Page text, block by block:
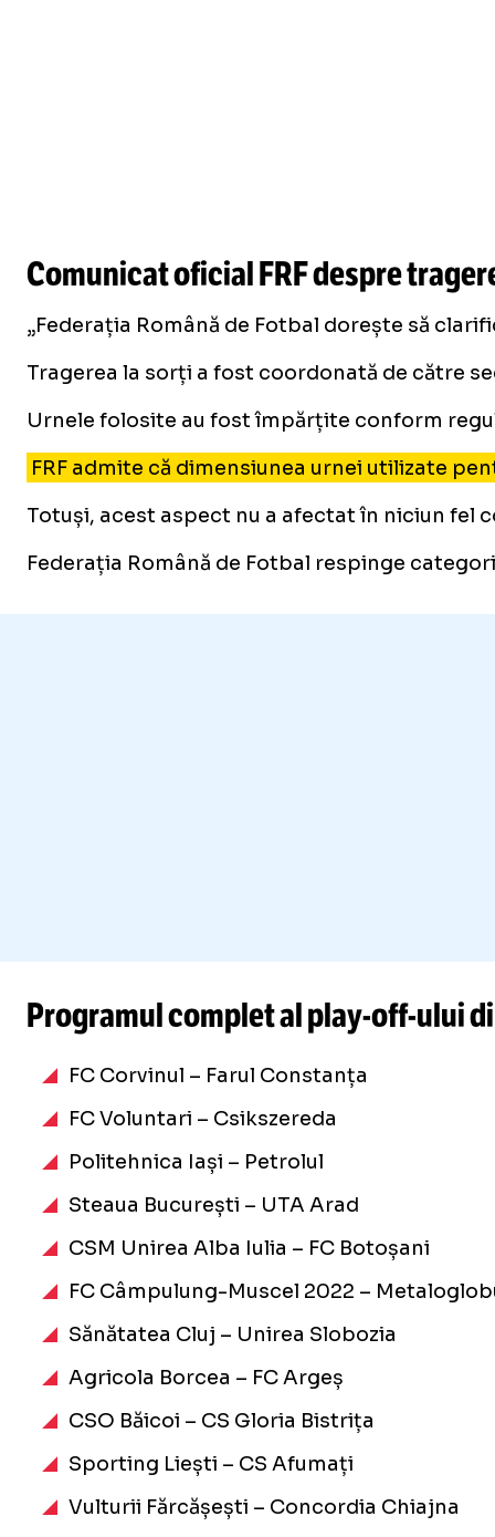
Comunicat oficial FRF despre
„Federația Română de Fotbal dorește să
Tragerea la sorți a fost coordonată de către
Urnele folosite au fost împărțite conform
FRF admite că dimensiunea urnei utilizate
Totuși, acest aspect nu a afectat în niciun fel
Federația Română de Fotbal respinge
Programul complet alplay-off-ului
FC Corvinul – Farul Constanța
FC Voluntari – Csikszereda
Politehnica Iași – Petrolul
Steaua București – UTA Arad
CSM Unirea Alba Iulia – FC Botoșani
FC Câmpulung-Muscel 2022 –
Sănătatea Cluj – Unirea Slobozia
Agricola Borcea – FC Argeș
CSO Băicoi – CS Gloria Bistrița
Sporting Liești – CS Afumați
Vulturii Fărcășești – Concordia Chiajna